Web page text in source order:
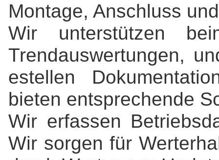
Montage, Anschluss
Wir unterstützen
Trendauswertungen,
estellen
bieten entsprechende
Wir erfassen
Wir sorgen für